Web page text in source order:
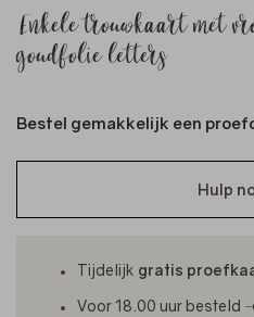
Enkele trouwkaart met
goudfolie letters
Bestel gemakkelijk een
Hulp
Tijdelijk gratis
Voor 18.00 uur besteld